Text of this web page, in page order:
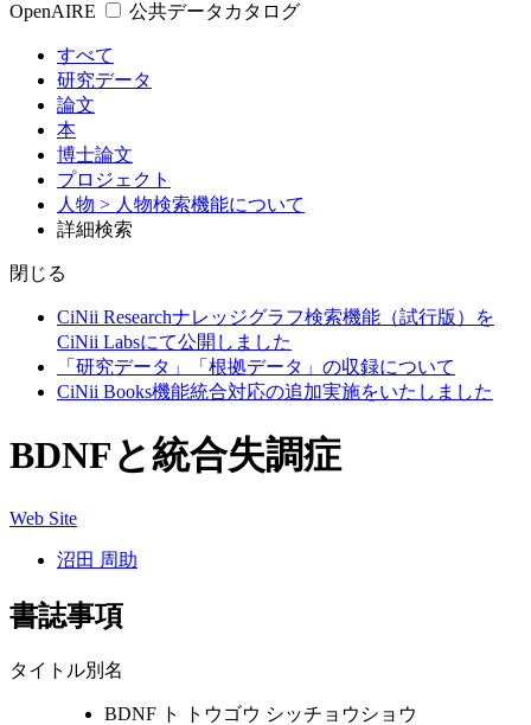
OpenAIRE
公共データカタログ
すべて
研究データ
論文
本
博士論文
プロジェクト
人物 > 人物検索機能について
詳細検索
閉じる
CiNii Researchナレッジグラフ検索機能（試行版）を
CiNii Labsにて公開しました
「研究データ」「根拠データ」の収録について
CiNii Books機能統合対応の追加実施をいたしました
BDNFと統合失調症
Web Site
沼田 周助
書誌事項
タイトル別名
BDNF ト トウゴウ シッチョウショウ